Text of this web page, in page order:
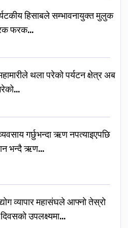
हिसाबले सम्भावनायुक्त मुलुक
फरक…
थला परेको पर्यटन क्षेत्र अब
गर्छुभन्दा ऋण नपत्याइएपछि
भन्दै ऋण…
व्यापार महासंघले आफ्नो तेस्रो
उपलक्ष्यमा…